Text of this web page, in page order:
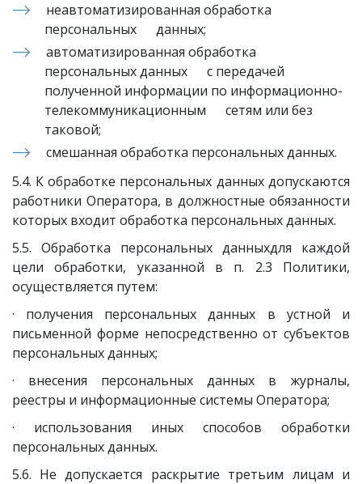
неавтоматизированная обработка
персональных      данных;
автоматизированная обработка
персональных данных      с передачей
полученной информации по информационно-
телекоммуникационным      сетям или без
таковой;
смешанная обработка персональных данных.
5.4. К обработке персональных данных допускаются
работники Оператора, в должностные обязанности
которых входит обработка персональных данных.
5.5. Обработка персональных данныхдля каждой
цели обработки, указанной в п. 2.3 Политики,
осуществляется путем:
· получения персональных данных в устной и
письменной форме непосредственно от субъектов
персональных данных;
· внесения персональных данных в журналы,
реестры и информационные системы Оператора;
· использования иных способов обработки
персональных данных.
5.6. Не допускается раскрытие третьим лицам и